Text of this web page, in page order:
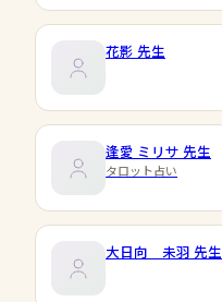
花影 先生
逢愛 ミリサ 先生
タロット占い
大日向 未羽 先生